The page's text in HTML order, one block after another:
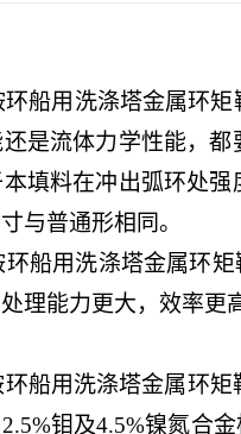
用洗涤塔金属环矩
是流体力学性能，
填料在冲出弧环处
与普通形相同。
用洗涤塔金属环矩
理能力更大，效率更
用洗涤塔金属环矩
钼及4.5%镍氮合